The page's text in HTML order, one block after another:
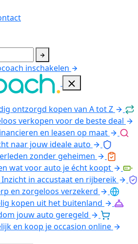
inschakelen
ontzorgd kopen van A tot Z
verkopen voor de beste deal
en leasen op maat
naar jouw ideale auto
zonder geheimen
wat voor auto je écht koopt
Inzicht in accustaat en rijbereik
en zorgeloos verzekerd
kopen uit het buitenland
jouw auto geregeld
en koop je occasion online